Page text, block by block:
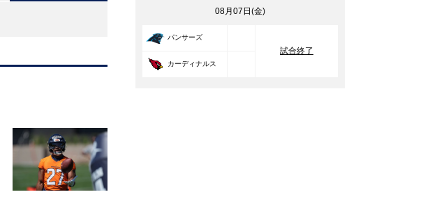
08月07日(金)
パンサーズ
試合終了
カーディナルス